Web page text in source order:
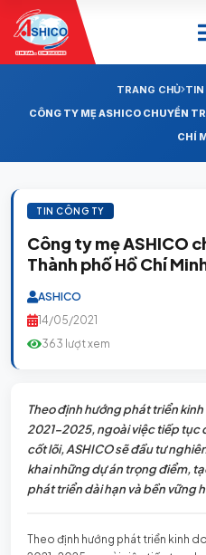
ONE SAIL - ONE SUCCESS
TRANG CHỦ TIN
CÔNG TY MẸ ASHICO CHUYỂN
CHÍ
TIN CÔNG TY
Công ty mẹ ASHICO
Thành phố Hồ Chí
ASHICO
14/05/2021
363 lượt xem
Theo định hướng phát triển
2021-2025, ngoài việc tiếp tục
cốt lõi, ASHICO sẽ đầu tư
khai những dự án trọng điểm,
phát triển dài hạn và bền vững
Theo định hướng phát triển kinh